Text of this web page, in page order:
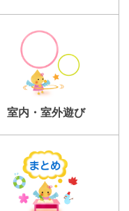
室内・室外遊び